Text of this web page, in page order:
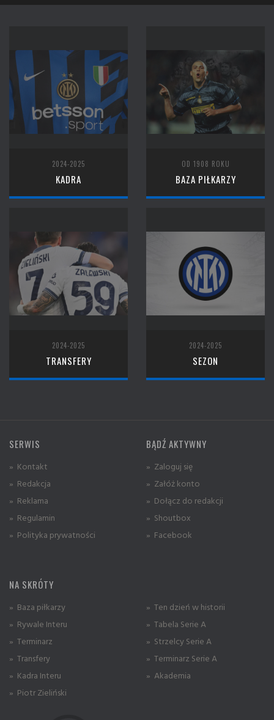
2024-2025
KADRA
OD 1908 ROKU
BAZA PIŁKARZY
2024-2025
TRANSFERY
2024-2025
SEZON
SERWIS
» Kontakt
» Redakcja
» Reklama
» Regulamin
» Polityka prywatności
BĄDŹ AKTYWNY
» Zaloguj się
» Załóż konto
» Dołącz do redakcji
» Shoutbox
» Facebook
NA SKRÓTY
» Baza piłkarzy
» Rywale Interu
» Terminarz
» Transfery
» Kadra Interu
» Piotr Zieliński
» Ten dzień w historii
» Tabela Serie A
» Strzelcy Serie A
» Terminarz Serie A
» Akademia